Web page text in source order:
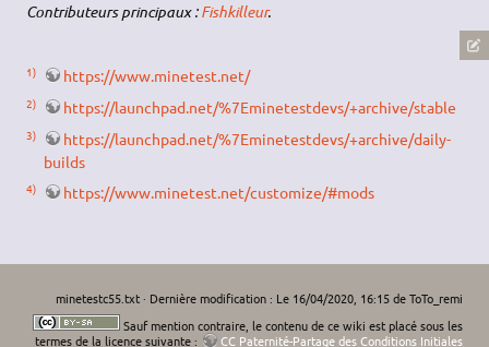
Contributeurs principaux :Fishkilleur.
1) https://www.minetest.net/
2) https://launchpad.net/%7Eminetestdevs/+archive/stable
3)
https://launchpad.net/%7Eminetestdevs/+archive/daily-
builds
4) https://www.minetest.net/customize/#mods
minetestc55.txt· Dernière modification : Le 16/04/2020, 16:15 deToTo_remi
Sauf mention contraire, le contenu de ce wiki est placé sous les
termes de la licence suivante :
CC Paternité-Partage des Conditions Initiales